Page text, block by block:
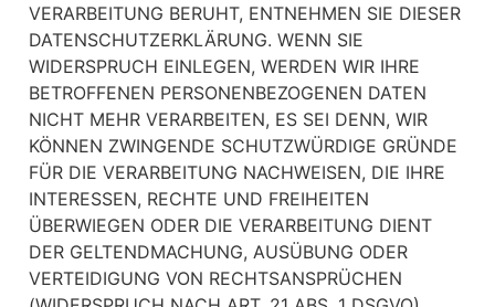
VERARBEITUNG BERUHT, ENTNEHMEN SIE DIESER
DATENSCHUTZERKLÄRUNG. WENN SIE
WIDERSPRUCH EINLEGEN, WERDEN WIR IHRE
BETROFFENEN PERSONENBEZOGENEN DATEN
NICHT MEHR VERARBEITEN, ES SEI DENN, WIR
KÖNNEN ZWINGENDE SCHUTZWÜRDIGE GRÜNDE
FÜR DIE VERARBEITUNG NACHWEISEN, DIE IHRE
INTERESSEN, RECHTE UND FREIHEITEN
ÜBERWIEGEN ODER DIE VERARBEITUNG DIENT
DER GELTENDMACHUNG, AUSÜBUNG ODER
VERTEIDIGUNG VON RECHTSANSPRÜCHEN